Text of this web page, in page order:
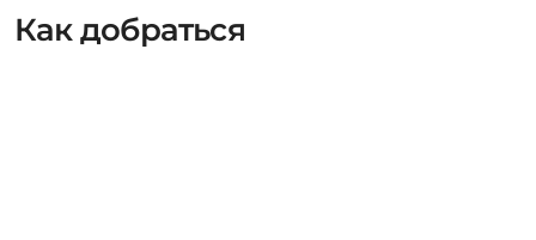
Как добраться